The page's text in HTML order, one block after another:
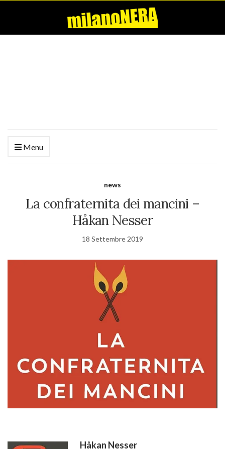
Menu
news
La confraternita dei mancini –
Håkan Nesser
18 Settembre 2019
Håkan Nesser